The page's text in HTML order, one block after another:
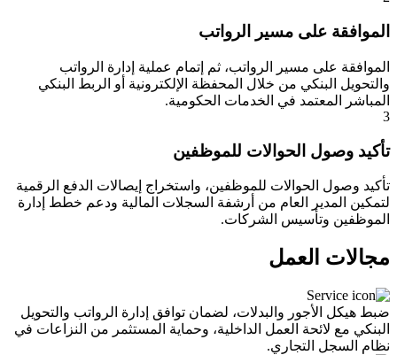
الموافقة على مسير الرواتب
الموافقة على مسير الرواتب، ثم إتمام عملية إدارة الرواتب
والتحويل البنكي من خلال المحفظة الإلكترونية أو الربط البنكي
المباشر المعتمد في الخدمات الحكومية.
3
تأكيد وصول الحوالات للموظفين
تأكيد وصول الحوالات للموظفين، واستخراج إيصالات الدفع الرقمية
لتمكين المدير العام من أرشفة السجلات المالية ودعم خطط إدارة
الموظفين وتأسيس الشركات.
مجالات العمل
ضبط هيكل الأجور والبدلات، لضمان توافق إدارة الرواتب والتحويل
البنكي مع لائحة العمل الداخلية، وحماية المستثمر من النزاعات في
نظام السجل التجاري.